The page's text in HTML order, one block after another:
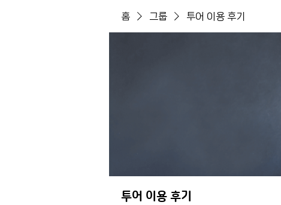
홈 그룹 투어 이용 후기
투어 이용 후기